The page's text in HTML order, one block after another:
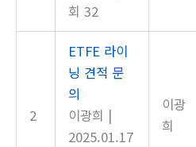
회 32
2
ETFE 라이
닝 견적 문
의
이광희 |
2025.01.17
이광
희